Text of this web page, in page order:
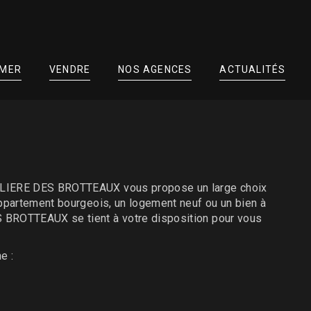
VENDRE NOS AGENCES ACTUALITÉS
DES BROTTEAUX vous propose un large choix
bourgeois, un logement neuf ou un bien à
se tient à votre disposition pour vous
: